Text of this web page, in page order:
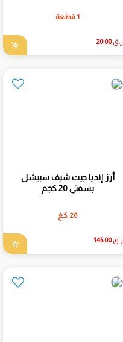
1 قطعة
ر.ق20.00
أرز إنديا جيت شيف سبيشل
بسمتي 20 كجم
20 كغ
ر.ق145.00